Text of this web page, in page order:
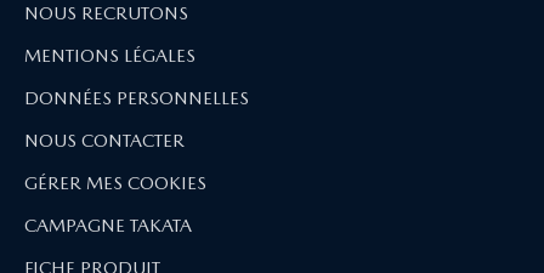
NOUS RECRUTONS
MENTIONS LÉGALES
DONNÉES PERSONNELLES
NOUS CONTACTER
GÉRER MES COOKIES
CAMPAGNE TAKATA
FICHE PRODUIT